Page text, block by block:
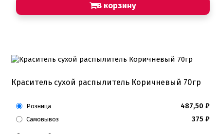
В корзину
Краситель сухой распылитель Коричневый 70гр
Розница 487,50 ₽
Самовывоз 375 ₽